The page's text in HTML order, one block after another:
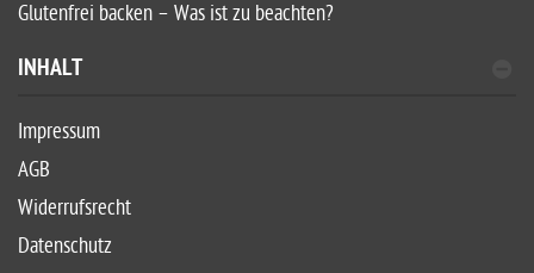
Glutenfrei backen – Was ist zu beachten?
INHALT
Impressum
AGB
Widerrufsrecht
Datenschutz